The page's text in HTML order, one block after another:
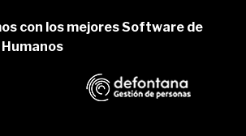
con los mejores Software de